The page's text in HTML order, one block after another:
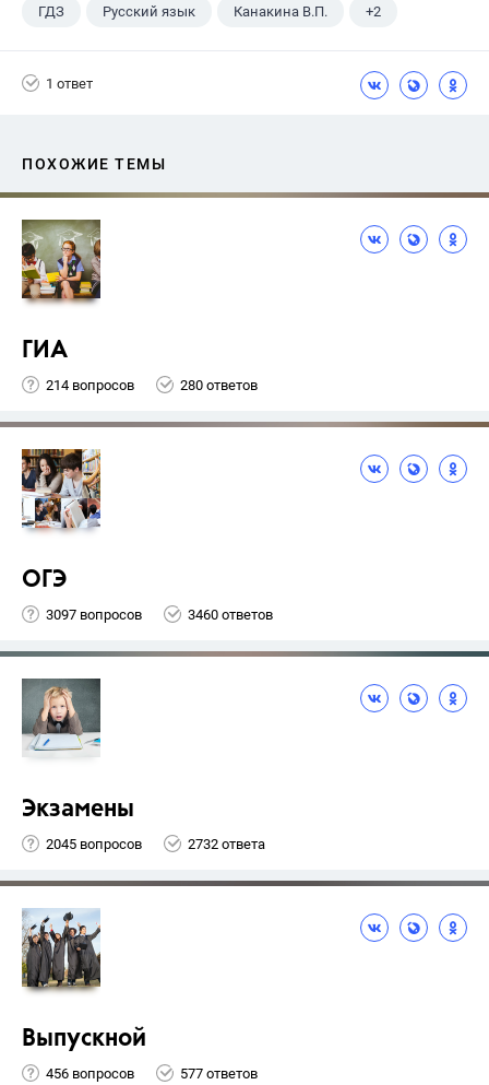
ГДЗ Русский язык Канакина В.П. +2
1 ответ
ПОХОЖИЕ ТЕМЫ
ГИА
214 вопросов 280 ответов
ОГЭ
3097 вопросов 3460 ответов
Экзамены
2045 вопросов 2732 ответа
Выпускной
456 вопросов 577 ответов